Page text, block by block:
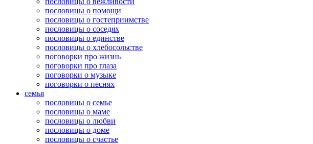
пословицы о помощи
пословицы о гостеприимстве
пословицы о соседях
пословицы о единстве
пословицы о хлебосольстве
поговорки про жизнь
поговорки про глаза
поговорки о музыке
поговорки о песнях
семья
пословицы о семье
пословицы о маме
пословицы о любви
пословицы о доме
пословицы о счастье